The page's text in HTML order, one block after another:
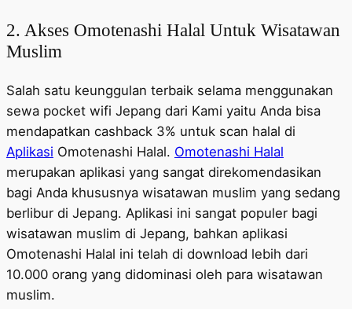
2. Akses Omotenashi Halal Untuk Wisatawan
Muslim
Salah satu keunggulan terbaik selama menggunakan
sewa pocket wifi Jepang dari Kami yaitu Anda bisa
mendapatkan cashback 3% untuk scan halal di
Aplikasi Omotenashi Halal. Omotenashi Halal
merupakan aplikasi yang sangat direkomendasikan
bagi Anda khususnya wisatawan muslim yang sedang
berlibur di Jepang. Aplikasi ini sangat populer bagi
wisatawan muslim di Jepang, bahkan aplikasi
Omotenashi Halal ini telah di download lebih dari
10.000 orang yang didominasi oleh para wisatawan
muslim.